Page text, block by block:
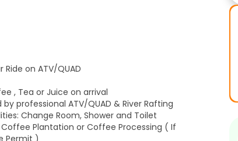
variedad de entornos, desde arrozales hasta
de la impresionante campiña de Bali.
en Ubud es una experiencia estimulante. El río
ofrece el escenario perfecto tanto para
Ride on ATV/QUAD
, Tea or Juice on arrival
by professional ATV/QUAD & River Rafting
Change Room, Shower and Toilet
Coffee Plantation or Coffee Processing ( If
Permit )